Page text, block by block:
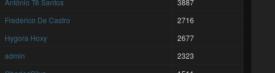
António Tê Santos
3887
Frederico De Castro
2716
Hygora Hoxy
2677
admin
2323